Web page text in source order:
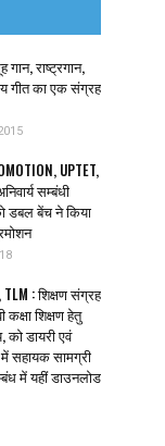
गान, राष्ट्रगान,
गीत का एक संग्रह
UPTET,
सम्बंधी
डबल बेंच ने किया
TLM : शिक्षण संग्रह
शिक्षण हेतु
को डायरी एवं
सहायक सामग्री
में यहीं डाउनलोड